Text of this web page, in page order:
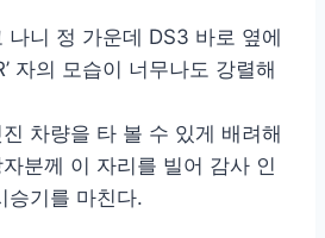
나니 정 가운데 DS3 바로 옆에
자의 모습이 너무나도 강렬해
차량을 타 볼 수 있게 배려해
분께 이 자리를 빌어 감사 인
승기를 마친다.